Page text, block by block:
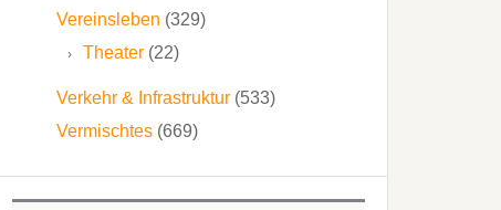
Vereinsleben (329)
Theater (22)
Verkehr & Infrastruktur (533)
Vermischtes (669)